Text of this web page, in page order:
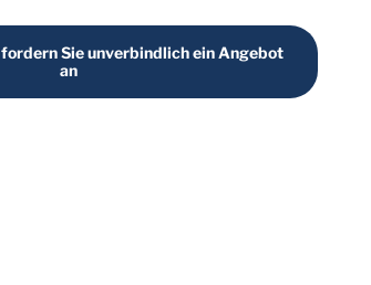
Sie unverbindlich ein Angebot
an